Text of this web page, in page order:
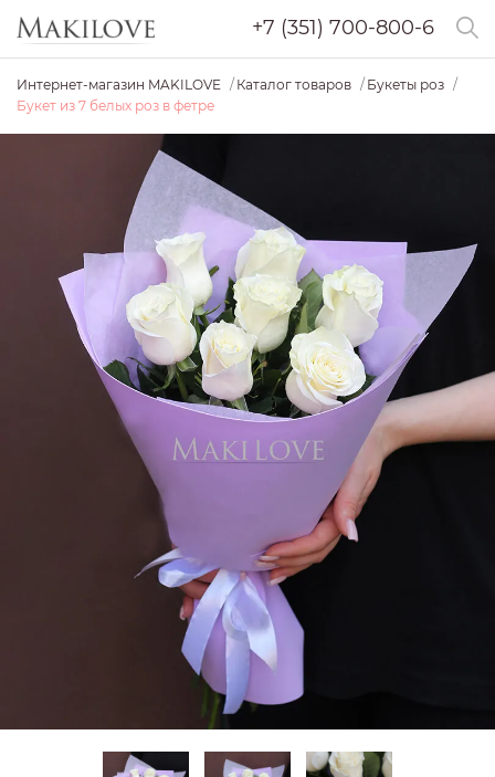
+7 (351) 700-800-6
Интернет-магазин MAKILOVE Каталог товаров
Букеты роз
Букет из 7 белых роз в фетре